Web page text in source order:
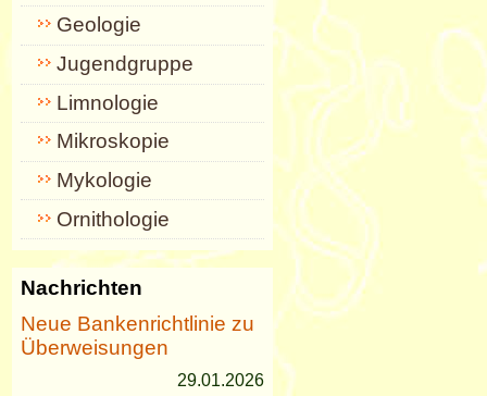
Geologie
Jugendgruppe
Limnologie
Mikroskopie
Mykologie
Ornithologie
Nachrichten
Neue Bankenrichtlinie zu
Überweisungen
29.01.2026